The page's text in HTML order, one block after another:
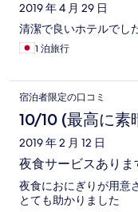
2019 年 4 月 29 日
清潔で良いホテルでした
1 泊旅行
宿泊者限定の口コミ
10/10 (最高に素
2019 年 2 月 12 日
夜食サービスありま
夜食におにぎりが用意
とても助かりました